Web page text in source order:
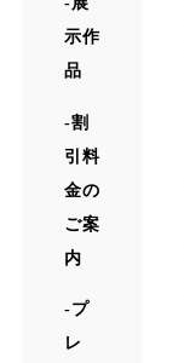
示作
品
割
引料
金の
ご案
内
プ
レ